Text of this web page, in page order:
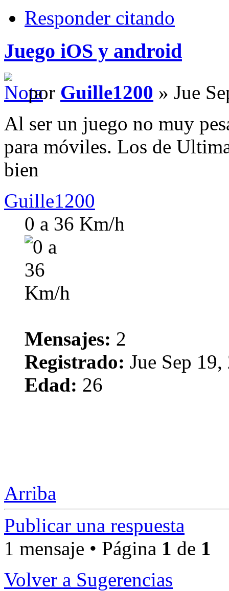
Responder citando
Juego iOS y android
por Guille1200 » Jue
Al ser un juego no muy
para móviles. Los de
bien
Guille1200
0 a 36 Km/h
Mensajes: 2
Registrado: Jue Sep
Edad: 26
Arriba
Publicar una respuesta
1 mensaje • Página 1 de 1
Volver a Sugerencias